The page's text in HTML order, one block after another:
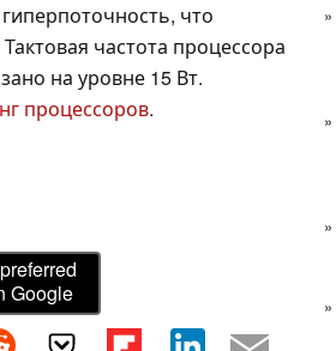
что
частота процессора
на уровне 15 Вт.
процессоров.
Google